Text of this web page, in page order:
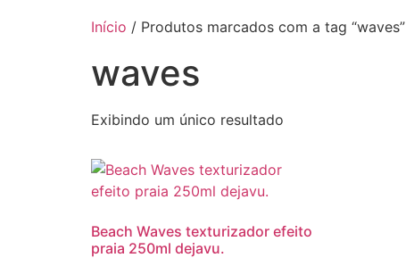
Início / Produtos marcados com a tag “waves”
waves
Exibindo um único resultado
Beach Waves texturizador efeito
praia 250ml dejavu.